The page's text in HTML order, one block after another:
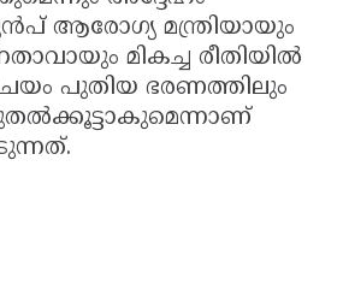
ആരോഗ്യ മന്ത്രിയായും
മികച്ച രീതിയിൽ
പുതിയ ഭരണത്തിലും